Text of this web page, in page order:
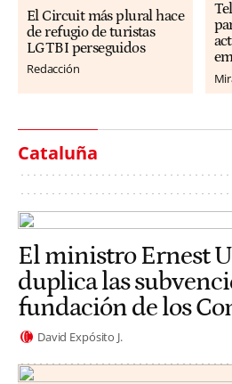
El Circuit más plural hace
de refugio de turistas
LGTBI perseguidos
Redacción
Cataluña
El ministro Ernest
duplica las
fundación de los
David Expósito J.